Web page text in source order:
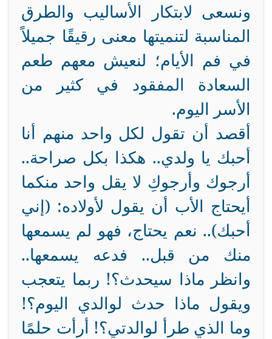
ونسعى لابتكار الأساليب والطرق
المناسبة لتنميتها معنى رقيقًا جميلاً
في فم الأيام؛ لنعيش معهم طعم
السعادة المفقود في كثير من
الأسر اليوم.
أقصد أن تقول لكل واحد منهم أنا
أحبك يا ولدي.. هكذا بكل صراحة..
أرجوك وأرجوكِ لا يقل واحد منكما
أيحتاج الأب أن يقول لأولاده: (إني
أحبك).. نعم يحتاج، فهو لم يسمعها
منك من قبل.. فدعه يسمعها..
وانظر ماذا سيحدث؟! ربما يتعجب
ويقول ماذا حدث لوالدي اليوم؟!
وما الذي طرأ لوالدتي؟! أرأت حلمًا